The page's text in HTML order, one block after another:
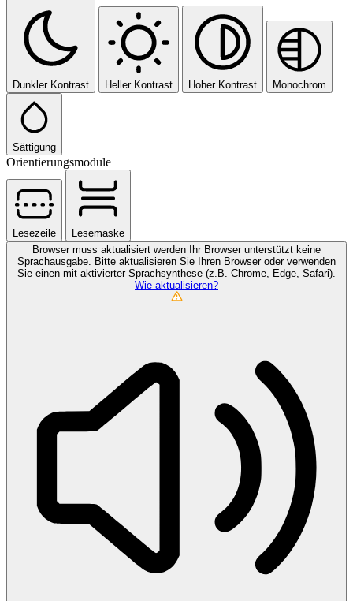
Dunkler Kontrast Heller Kontrast Hoher Kontrast Monochrom
Sättigung
Orientierungsmodule
Lesezeile
Lesemaske
Browser muss aktualisiert werden
Ihr Browser unterstützt keine
Sprachausgabe. Bitte aktualisieren Sie Ihren Browser oder verwenden
Sie einen mit aktivierter Sprachsynthese (z.B. Chrome, Edge, Safari).
Wie aktualisieren?